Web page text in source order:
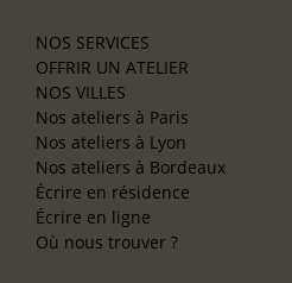
NOS SERVICES
OFFRIR UN ATELIER
NOS VILLES
Nos ateliers à Paris
Nos ateliers à Lyon
Nos ateliers à Bordeaux
Écrire en résidence
Écrire en ligne
Où nous trouver ?